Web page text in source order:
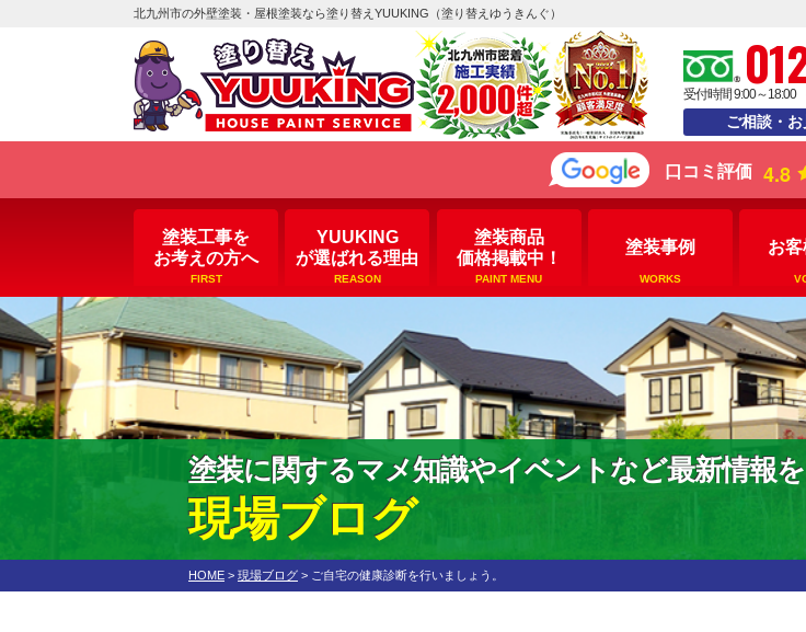
北九州市の外壁塗装・屋根塗装なら塗り替えYUUKING（塗り替えゆうきんぐ）
受付時間 9:00～18:00
ご相談・お
口コミ評価 4.8
塗装工事を
お考えの方へ
FIRST
YUUKING
が選ばれる理由
REASON
塗装商品
価格掲載中！
PAINT MENU
塗装事例
WORKS
お
塗装に関するマメ知識やイベントなど最新情報
現場ブログ
HOME > 現場ブログ > ご自宅の健康診断を行いましょう。